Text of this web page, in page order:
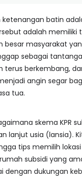
batin
adalah memiliki
besar masyarakat
sebagai
terus berkembang,
angin segar
tua.
skema KPR
lanjut usia (lansia).
tips memilih
subsidi yang
dengan dukungan